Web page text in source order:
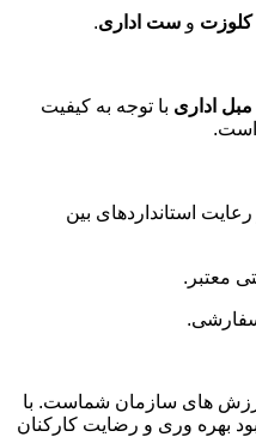
کلوزت و ست اداری.
اداری با توجه به کیفیت
است.
رعایت استانداردهای بین
معتبر .
.
های سازمان شماست. با
بهره وری و رضایت کارکنان